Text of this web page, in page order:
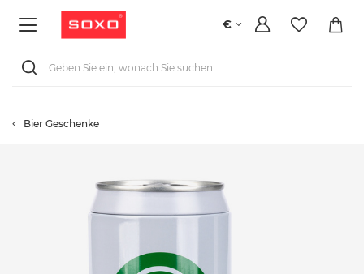
€
Bier Geschenke